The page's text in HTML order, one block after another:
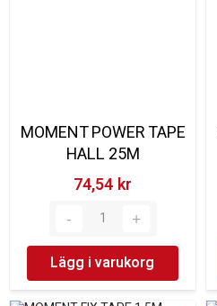
MOMENT POWER TAPE
HALL 25M
74,54 kr‎
Lägg i varukorg